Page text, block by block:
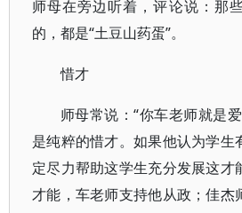
师母在旁边听着，评论说：那
的，都是“土豆山药蛋”。
惜才
师母常说：“你车老师就是
是纯粹的惜才。如果他认为学生
定尽力帮助这学生充分发展这才
才能，车老师支持他从政；佳杰